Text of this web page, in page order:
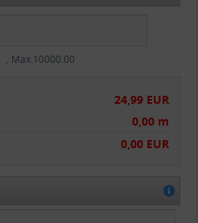
Max.10000.00
24,99 EUR
0,00 m
0,00 EUR